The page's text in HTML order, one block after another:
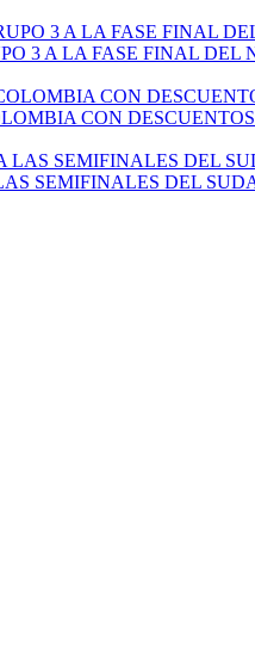
3 A LA FASE FINAL DEL
CON
SEMIFINALES DEL